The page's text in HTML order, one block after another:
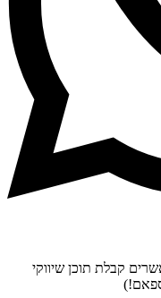
קבלת תוכן שיווקי